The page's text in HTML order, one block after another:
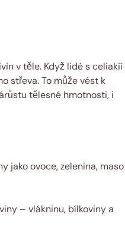
v těle. Když lidé s celiakií
střeva. To může vést k
tělesné hmotnosti, i
jako ovoce, zelenina, maso
– vlákninu, bílkoviny a